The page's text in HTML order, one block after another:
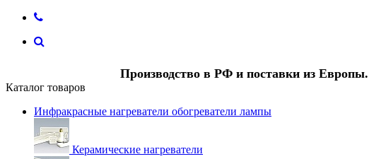
Производство в РФ и поставки из Европы.
Каталог товаров
Инфракрасные нагреватели обогреватели лампы
Керамические нагреватели